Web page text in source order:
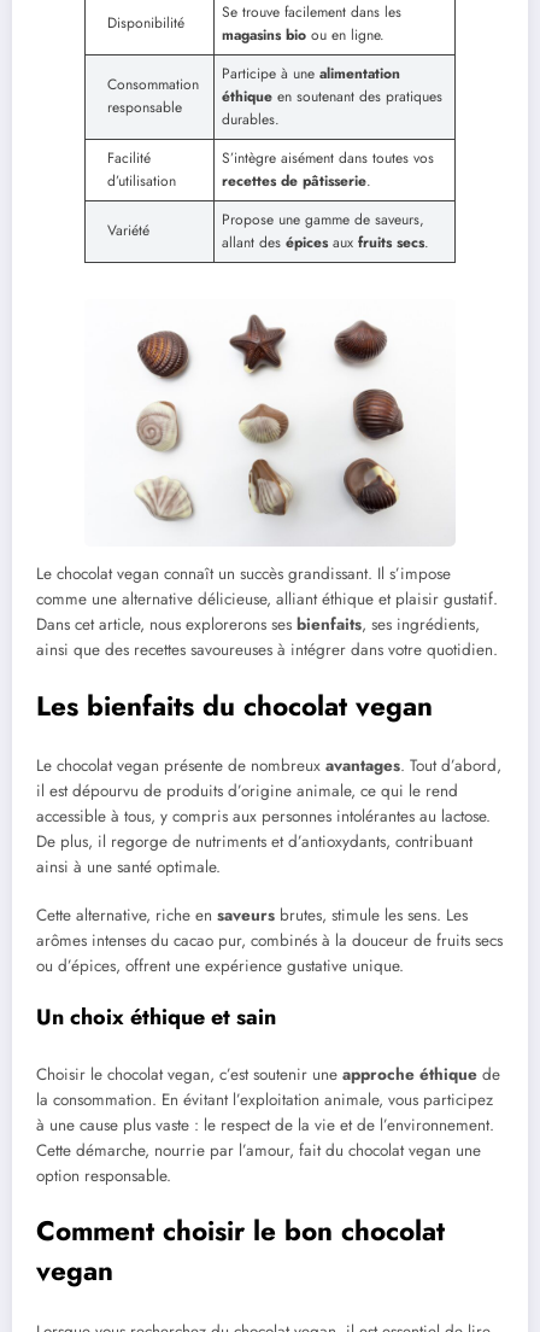
Disponibilité
Se trouve facilement dans les
magasins bio ou en ligne.
Consommation
responsable
Participe à une alimentation
éthique en soutenant des pratiques
durables.
Facilité
d’utilisation
S’intègre aisément dans toutes vos
recettes de pâtisserie.
Variété
Propose une gamme de saveurs,
allant des épicesaux fruits secs.
Le chocolat vegan connaît un succès grandissant. Il s’impose
comme une alternative délicieuse, alliant éthique et plaisir gustatif.
Dans cet article, nous explorerons ses bienfaits, ses ingrédients,
ainsi que des recettes savoureuses à intégrer dans votre quotidien.
Les bienfaits du chocolat vegan
Le chocolat vegan présente de nombreux avantages. Tout d’abord,
il est dépourvu de produits d’origine animale, ce qui le rend
accessible à tous, y compris aux personnes intolérantes au lactose.
De plus, il regorge de nutriments et d’antioxydants, contribuant
ainsi à une santé optimale.
Cette alternative, riche en saveurs brutes, stimule les sens. Les
arômes intenses du cacao pur, combinés à la douceur de fruits secs
ou d’épices, offrent une expérience gustative unique.
Un choix éthique et sain
Choisir le chocolat vegan, c’est soutenir une approche éthique de
la consommation. En évitant l’exploitation animale, vous participez
à une cause plus vaste : le respect de la vie et de l’environnement.
Cette démarche, nourrie par l’amour, fait du chocolat vegan une
option responsable.
Comment choisir le bon chocolat
vegan